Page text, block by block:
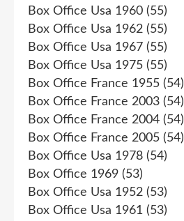
Box Office Usa 1960 (55)
Box Office Usa 1962 (55)
Box Office Usa 1967 (55)
Box Office Usa 1975 (55)
Box Office France 1955 (54)
Box Office France 2003 (54)
Box Office France 2004 (54)
Box Office France 2005 (54)
Box Office Usa 1978 (54)
Box Office 1969 (53)
Box Office Usa 1952 (53)
Box Office Usa 1961 (53)